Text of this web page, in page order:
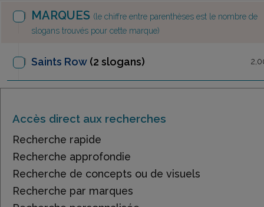
MARQUES (le chiffre entre parenthèses est le nombre de
slogans trouvés pour cette marque)
Saints Row (2 slogans)
Accès direct aux recherches
Recherche rapide
Recherche approfondie
Recherche de concepts ou de visuels
Recherche par marques